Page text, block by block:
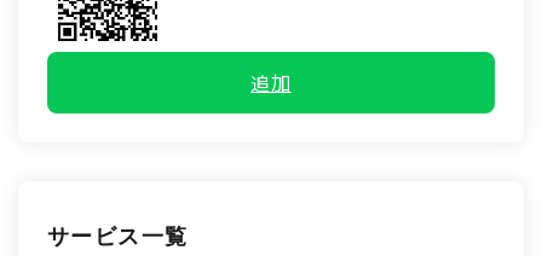
追加
サービス一覧